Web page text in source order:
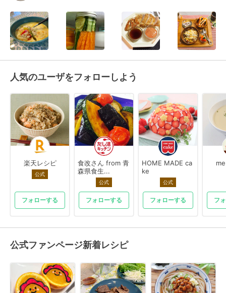
人気のユーザをフォローしよう
楽天レシピ
公式
フォローする
食改さん from 青
森県食生...
公式
フォローする
HOME MADE ca
ke
公式
フォローする フ
公式ファンページ新着レシピ